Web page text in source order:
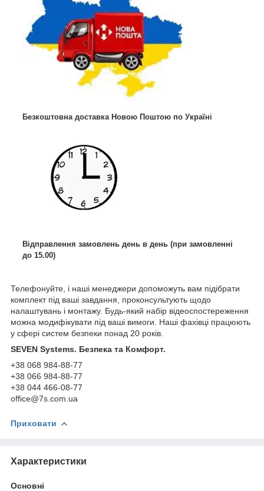
Безкоштовна доставка Новою Поштою по Україні
Відправлення замовлень день в день (при замовленні
до 15.00)
Телефонуйте, і наші менеджери допоможуть вам підібрати
комплект під ваші завдання, проконсультують щодо
налаштувань і монтажу. Будь-який набір відеоспостереження
можна модифікувати під ваші вимоги. Наші фахівці працюють
у сфері систем безпеки понад 20 років.
SEVEN Systems. Безпека та Комфорт.
+38 068 984-88-77
+38 066 984-88-77
+38 044 466-08-77
office@7s.com.ua
Приховати
Характеристики
Основні